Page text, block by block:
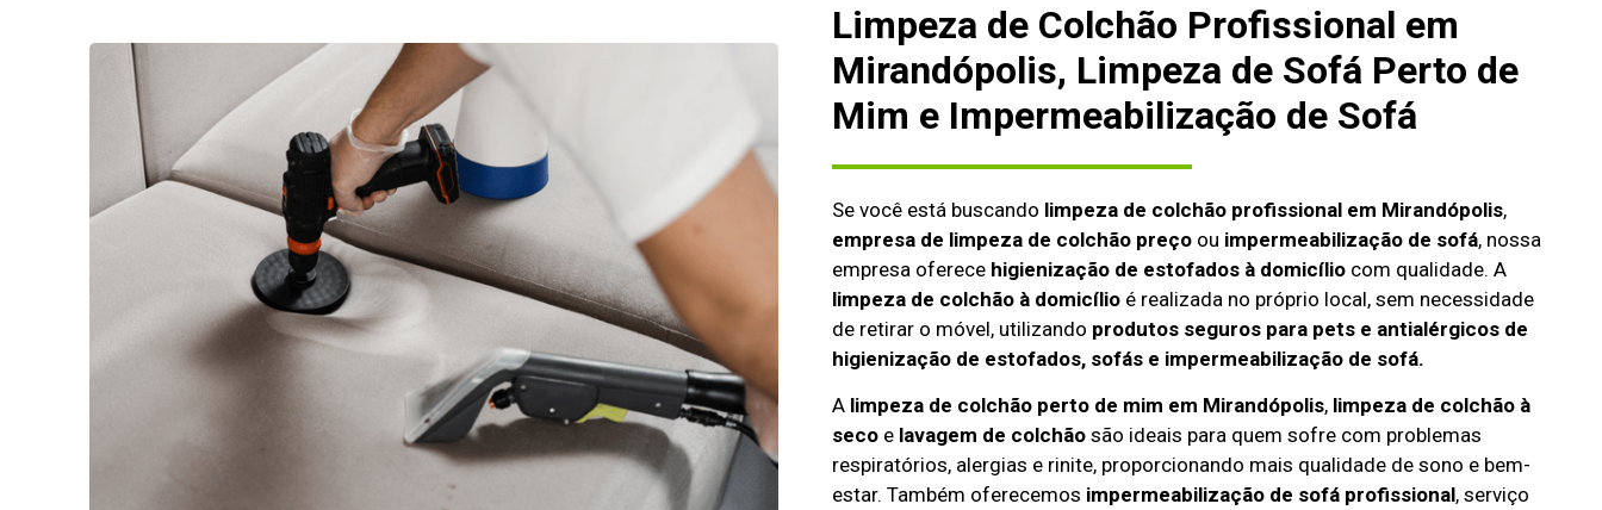
Limpeza de Colchão Profissional em
Mirandópolis, Limpeza de Sofá Perto de
Mim e Impermeabilização de Sofá
Se você está buscando limpeza de colchão profissional em Mirandópolis,
empresa de limpeza de colchão preçoou impermeabilização de sofá, nossa
empresa oferece higienização de estofados à domicíliocom qualidade. A
limpeza de colchão à domicílioé realizada no próprio local, sem necessidade
de retirar o móvel, utilizando produtos seguros para pets e antialérgicos de
higienização de estofados, sofás e impermeabilização de sofá.
A limpeza de colchão perto de mim em Mirandópolis, limpeza de colchão à
secoe lavagem de colchãosão ideais para quem sofre com problemas
respiratórios, alergias e rinite, proporcionando mais qualidade de sono e bem-
estar. Também oferecemos impermeabilização de sofá profissional, serviço